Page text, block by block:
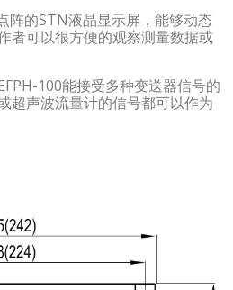
阵的STN液晶显示屏，能够动态
者可以很方便的观察测量数据或
100能接受多种变送器信号的
超声波流量计的信号都可以作为